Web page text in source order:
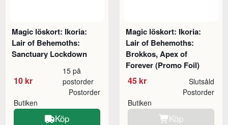
Magic löskort: Ikoria:
Lair of Behemoths:
Sanctuary Lockdown
10 kr
15 på
postorder
Butiken
Postorder
Köp
Magic löskort: Ikoria:
Lair of Behemoths:
Brokkos, Apex of
Forever (Promo Foil)
45 kr Slutsåld
Butiken
Postorder
Köp